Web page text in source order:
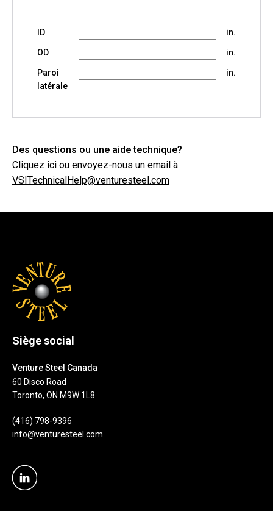
ID in.
OD in.
Paroi
latérale
in.
Des questions ou une aide technique?
Cliquez ici ou envoyez-nous un email à
VSITechnicalHelp@venturesteel.com
Siège social
Venture Steel Canada
60 Disco Road
Toronto, ON M9W 1L8
(416) 798-9396
info@venturesteel.com